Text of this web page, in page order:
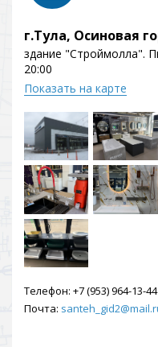
г.Тула, Осиновая
здание "Строймолла".
20:00
Показать на карте
Телефон: +7 (953) 964-13-44
Почта: